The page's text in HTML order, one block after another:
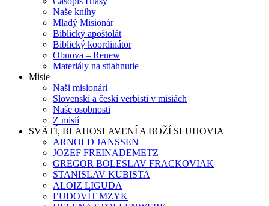
Naše knihy
Mladý Misionár
Biblický apoštolát
Biblický koordinátor
Obnova – Renew
Materiály na stiahnutie
Misie
Naši misionári
Slovenskí a českí verbisti v misiách
Naše osobnosti
Z misií
SVÄTÍ, BLAHOSLAVENÍ A BOŽÍ SLUHOVIA
ARNOLD JANSSEN
JOZEF FREINADEMETZ
GREGOR BOLESLAV FRACKOVIAK
STANISLAV KUBISTA
ALOIZ LIGUDA
ĽUDOVÍT MZYK